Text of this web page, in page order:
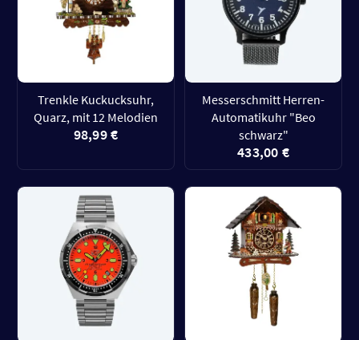
Trenkle Kuckucksuhr,
Quarz, mit 12 Melodien
98,99 €
Messerschmitt Herren-
Automatikuhr "Beo
schwarz"
433,00 €